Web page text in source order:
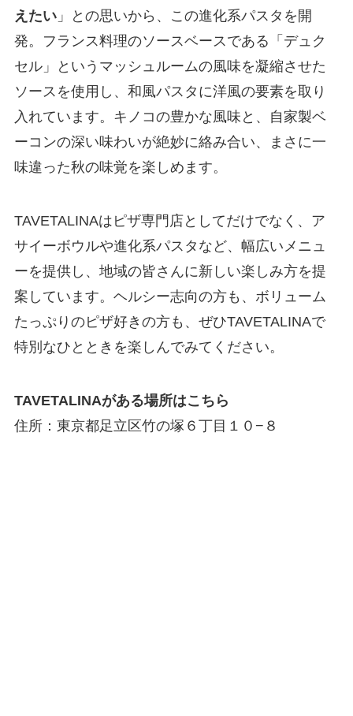
えたい」との思いから、この進化系パスタを開
発。フランス料理のソースベースである「デュク
セル」というマッシュルームの風味を凝縮させた
ソースを使用し、和風パスタに洋風の要素を取り
入れています。キノコの豊かな風味と、自家製ベ
ーコンの深い味わいが絶妙に絡み合い、まさに一
味違った秋の味覚を楽しめます。
TAVETALINAはピザ専門店としてだけでなく、ア
サイーボウルや進化系パスタなど、幅広いメニュ
ーを提供し、地域の皆さんに新しい楽しみ方を提
案しています。ヘルシー志向の方も、ボリューム
たっぷりのピザ好きの方も、ぜひTAVETALINAで
特別なひとときを楽しんでみてください。
TAVETALINAがある場所はこちら
住所：東京都足立区竹の塚６丁目１０−８